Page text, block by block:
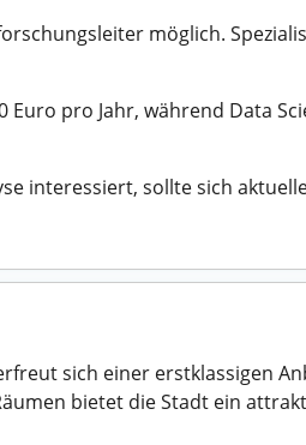
möglich.
Euro pro Jahr, während Data
interessiert, sollte sich
sich einer erstklassigen
bietet die Stadt ein